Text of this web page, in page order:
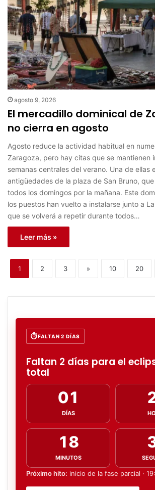
agosto 9, 2026
El mercadillo dominical de
no cierra en agosto
Agosto reduce la actividad habitual en
Zaragoza, pero hay citas que se mantienen
semanas centrales del verano. Una de ellas
antigüedades de la plaza de San Bruno,
todos los domingos por la mañana. Este
los puestos han vuelto a instalarse junto a
que se volverá a repetir durante todos…
Leer más »
1 2 3 » 10 20
FALTAN 2 DÍAS
Faltan 2 días para el
total
01
DÍAS
18
MINUTOS
Próximo hito: inicio de la fase parcial ·